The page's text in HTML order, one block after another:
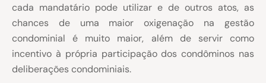
cada mandatário pode utilizar e de outros atos, as
chances de uma maior oxigenação na gestão
condominial é muito maior, além de servir como
incentivo à própria participação dos condôminos nas
deliberações condominiais.